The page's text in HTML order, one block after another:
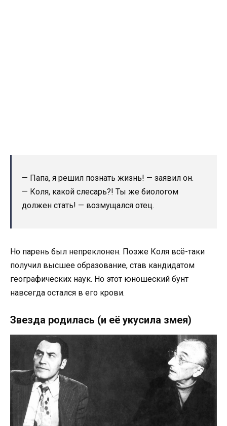
— Папа, я решил познать жизнь! — заявил он.
— Коля, какой слесарь?! Ты же биологом
должен стать! — возмущался отец.
Но парень был непреклонен. Позже Коля всё-таки
получил высшее образование, став кандидатом
географических наук. Но этот юношеский бунт
навсегда остался в его крови.
Звезда родилась (и её укусила змея)